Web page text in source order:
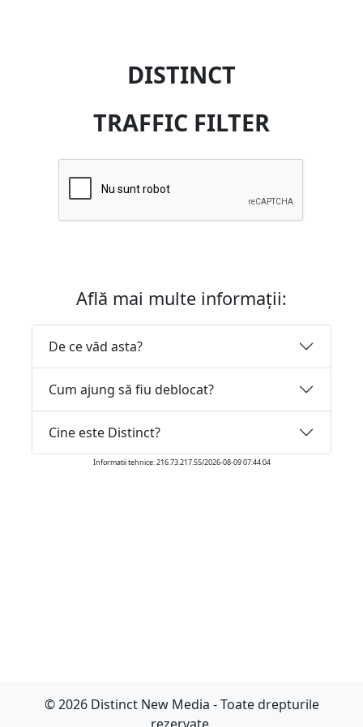
DISTINCT
TRAFFIC FILTER
Află mai multe informații:
De ce văd asta?
Cum ajung să fiu deblocat?
Cine este Distinct?
Informatii tehnice: 216.73.217.55/2026-08-09 07:44:04
© 2026 Distinct New Media - Toate drepturile